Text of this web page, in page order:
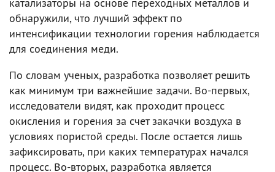
обнаружили, что лучший эффект по
интенсификации технологии горения наблюдается
для соединения меди.
По словам ученых, разработка позволяет решить
как минимум три важнейшие задачи. Во-первых,
исследователи видят, как проходит процесс
окисления и горения за счет закачки воздуха в
условиях пористой среды. После остается лишь
зафиксировать, при каких температурах начался
процесс. Во-вторых, разработка является